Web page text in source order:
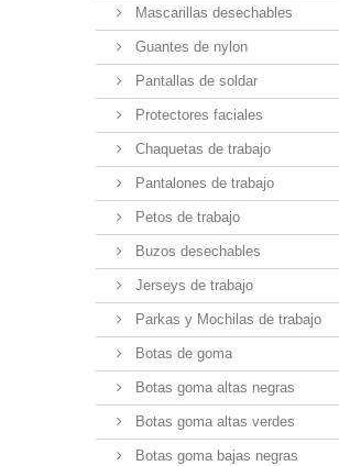
Mascarillas desechables
Guantes de nylon
Pantallas de soldar
Protectores faciales
Chaquetas de trabajo
Pantalones de trabajo
Petos de trabajo
Buzos desechables
Jerseys de trabajo
Parkas y Mochilas de trabajo
Botas de goma
Botas goma altas negras
Botas goma altas verdes
Botas goma bajas negras